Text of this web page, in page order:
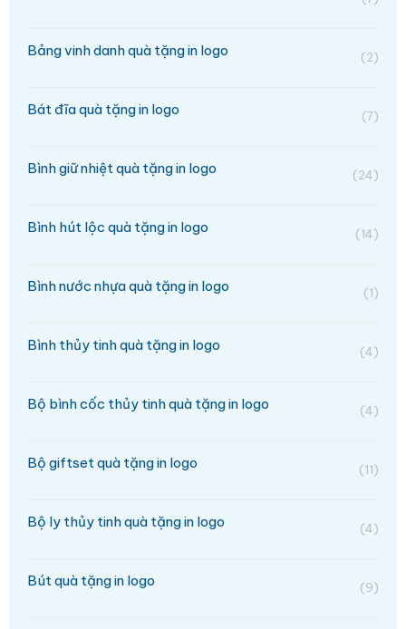
Bảng vinh danh quà tặng in logo (2)
Bát đĩa quà tặng in logo (7)
Bình giữ nhiệt quà tặng in logo (24)
Bình hút lộc quà tặng in logo (14)
Bình nước nhựa quà tặng in logo (1)
Bình thủy tinh quà tặng in logo (4)
Bộ bình cốc thủy tinh quà tặng in logo (4)
Bộ giftset quà tặng in logo (11)
Bộ ly thủy tinh quà tặng in logo (4)
Bút quà tặng in logo (9)